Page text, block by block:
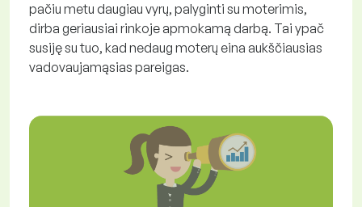
pačiu metu daugiau vyrų, palyginti su moterimis,
dirba geriausiai rinkoje apmokamą darbą. Tai ypač
susiję su tuo, kad nedaug moterų eina aukščiausias
vadovaujamąsias pareigas.